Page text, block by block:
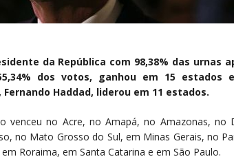
da República com 98,38% das urnas
dos votos, ganhou em 15 estados
Haddad, liderou em 11 estados.
venceu no Acre, no Amapá, no Amazonas, no
no Mato Grosso do Sul, em Minas Gerais, no
Roraima, em Santa Catarina e em São Paulo.